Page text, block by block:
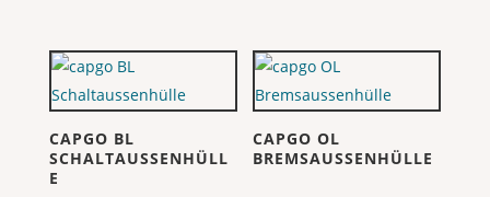
CAPGO BL
SCHALTAUSSENHÜLL
E
CAPGO OL
BREMSAUSSENHÜLLE